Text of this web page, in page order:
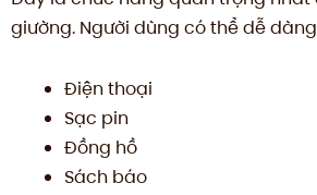
giường. Người dùng có thể dễ
Điện thoại
Sạc pin
Đồng hồ
Sách báo